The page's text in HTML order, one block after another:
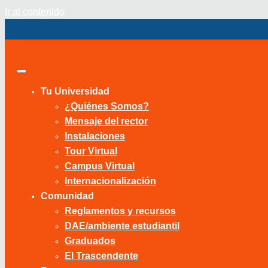
Ir al contenido
Tu Universidad
¿Quiénes Somos?
Mensaje del rector
Instalaciones
Tour Virtual
Campus Virtual
Internacionalización
Comunidad
Reglamentos y recursos
DAE/ambiente estudiantil
Graduados
El Trascendente